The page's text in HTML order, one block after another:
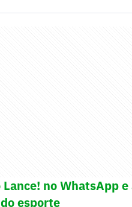
no WhatsApp
esporte